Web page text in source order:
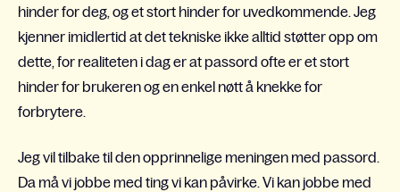
hinder for deg, og et stort hinder for uvedkommende. Jeg
kjenner imidlertid at det tekniske ikke alltid støtter opp om
dette, for realiteten i dag er at passord ofte er et stort
hinder for brukeren og en enkel nøtt å knekke for
forbrytere.
Jeg vil tilbake til den opprinnelige meningen med passord.
Da må vi jobbe med ting vi kan påvirke. Vi kan jobbe med